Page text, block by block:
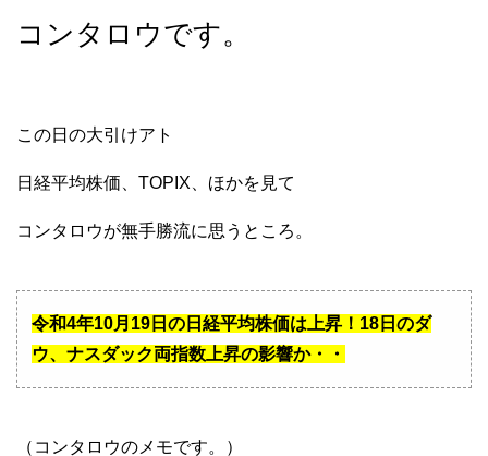
コンタロウです。
この日の大引けアト
日経平均株価、TOPIX、ほかを見て
コンタロウが無手勝流に思うところ。
令和4年10月19日の日経平均株価は上昇！18日のダ
ウ、ナスダック両指数上昇の影響か・・
（コンタロウのメモです。）